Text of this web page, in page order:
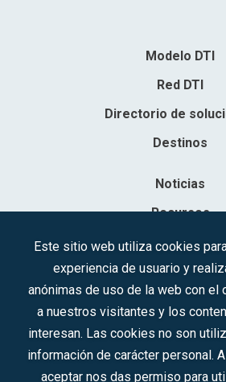
Modelo DTI
Red DTI
Directorio de
Destinos
Noticias
Recursos
Contacto
Sociedad Mercantil Estatal para la
Este sitio web utiliza cookies
experiencia de usuario y
anónimas de uso de la web con el
a nuestros visitantes y los
interesan. Las cookies no son
información de carácter personal.
aceptar nos das permiso para